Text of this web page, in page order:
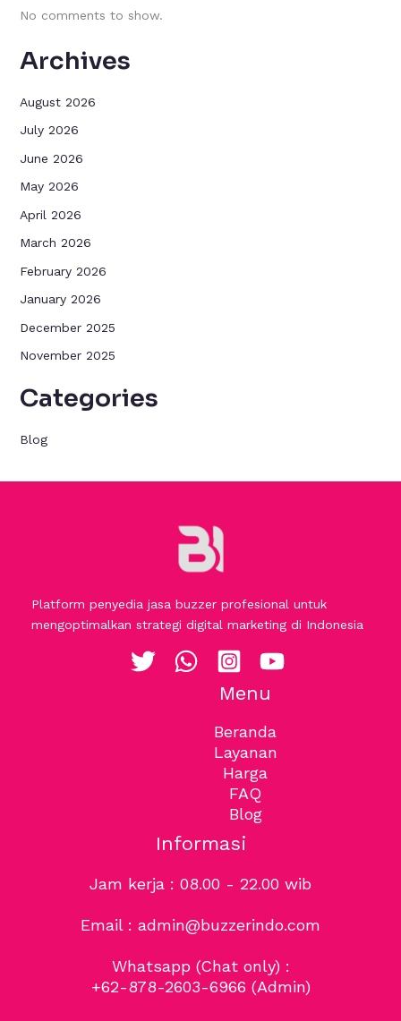
No comments to show.
Archives
August 2026
July 2026
June 2026
May 2026
April 2026
March 2026
February 2026
January 2026
December 2025
November 2025
Categories
Blog
Platform penyedia jasa buzzer profesional untuk
mengoptimalkan strategi digital marketing di Indonesia
Menu
Beranda
Layanan
Harga
FAQ
Blog
Informasi
Jam kerja : 08.00 - 22.00 wib
Email : admin@buzzerindo.com
Whatsapp (Chat only) :
+62-878-2603-6966 (Admin)